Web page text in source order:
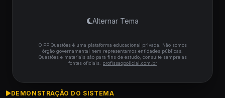
Alternar Tema
O PP Questões é uma plataforma educacional privada. Não somos
órgão governamental nem representamos entidades públicas.
Questões e materiais são para fins de estudo; consulte sempre as
fontes oficiais.
profissaopolicial.com.br
DEMONSTRAÇÃO DO SISTEMA